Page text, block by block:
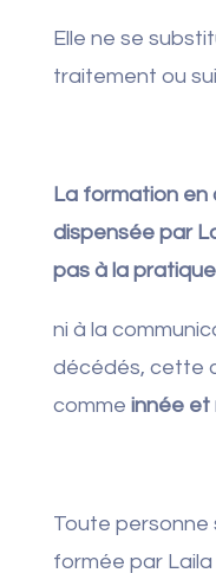
Elle ne se
traitement ou
La formation en
dispensée par
pas à la
ni à la
décédés, cette
comme innée et
Toute
formée par